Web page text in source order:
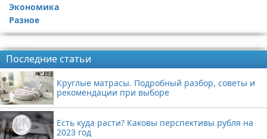
Экономика
Разное
Последние статьи
Круглые матрасы. Подробный разбор, советы и
рекомендации при выборе
Есть куда расти? Каковы перспективы рубля на
2023 год